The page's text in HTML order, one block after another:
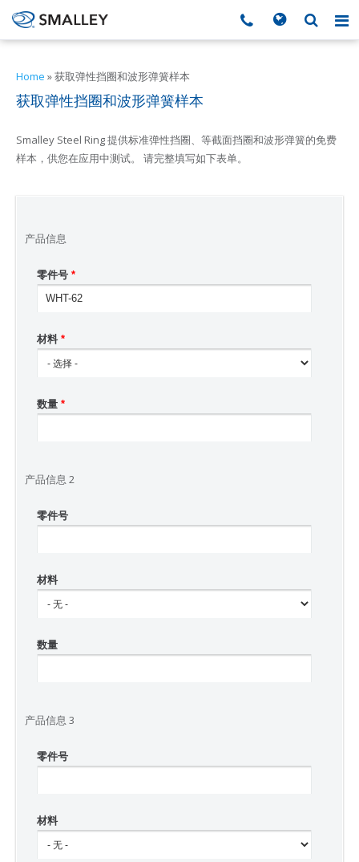
Search form
搜索
Home »获取弹性挡圈和波形弹簧样本
获取弹性挡圈和波形弹簧样本
Smalley Steel Ring 提供标准弹性挡圈、等截面挡圈和波形弹簧的免费
样本，供您在应用中测试。 请完整填写如下表单。
产品信息
零件号 *
材料 *
数量 *
产品信息 2
零件号
材料
数量
产品信息 3
零件号
材料